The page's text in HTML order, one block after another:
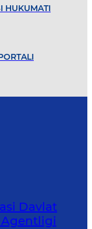
HUKUMATI
Davlat